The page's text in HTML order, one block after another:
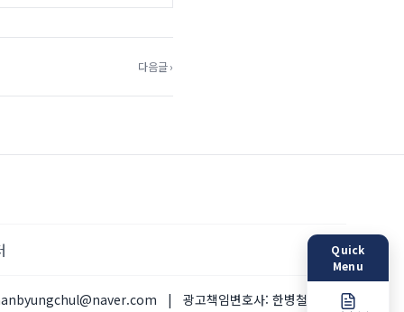
다음글 ›
| 광고책임변호사: 한병철 변호사
Quick
Menu